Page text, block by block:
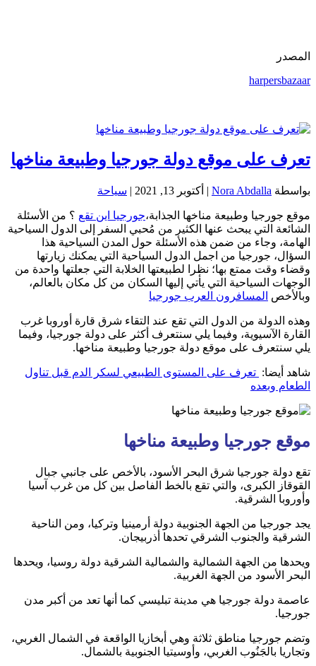
المصدر
harpersbazaar
تعرف على موقع دولة جورجيا وطبيعة مناخها
بواسطة Nora Abdalla
| أكتوبر 13, 2021 | سياحة
موقع جورجيا وطبيعة مناخها الجذابة،جورجيا اين تقع ؟ من الأسئلة
الشائعة التي يبحث عنها الكثير من مُحبي السفر إلى الدول السياحية
الهامة، وجاء من ضمن هذه الأسئلة حول المدن السياحية هذا
السؤال، جورجيا من اجمل الدول السياحية التي يمكنك زيارتها
وقضاء وقت ممتع بها؛ نظرا لطبيعتها الخلابة التي جعلتها واحدة من
الوجهات السياحية التي يأتي إليها السكان من كل مكان بالعالم،
وبالأخص المسافرون العرب جورجيا
وهذه الدولة من الدول التي تقع عند التقاء شرق قارة أوروبا غرب
القارة الآسيوية، وفيما يلي سنتعرف أكثر على دولة جورجيا، وفيما
يلي سنتعرف على موقع دولة جورجيا وطبيعة مناخها.
شاهد أيضا: تعرف على المستوى الطبيعي لسكر الدم قبل تناول
الطعام وبعده
موقع جورجيا وطبيعة مناخها
تقع دولة جورجيا شرق البحر الأسود، بالأخص على جانبي جبال
القوقاز الكبرى، والتي تقع بالخط الفاصل بين كل من غرب آسيا
وأوروبا الشرقية.
يجد جورجيا من الجهة الجنوبية دولة أرمينيا وتركيا، ومن الناحية
الشرقية والجنوب الشرقي تحدها أذربيجان.
ويحدها من الجهة الشمالية والشمالية الشرقية دولة روسيا، ويحدها
البحر الأسود من الجهة الغربية.
عاصمة دولة جورجيا هي مدينة تبليسي كما أنها تعد من أكبر مدن
جورجيا.
وتضم جورجيا مناطق ثلاثة وهي أبخازيا الواقعة في الشمال الغربي،
وتجاريا بالجَنُوب الغربي، وأوسيتيا الجنوبية بالشمال.